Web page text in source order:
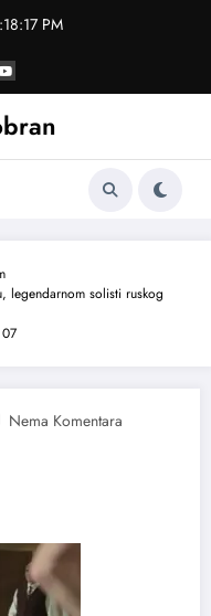
PM
legendarnom solisti ruskog